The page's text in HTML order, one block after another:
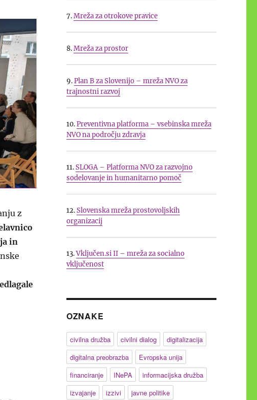
z
in
Nacionalnega programa umetne inteligence 2030”
7.Mreža za otrokove pravice
8.Mreža za prostor
9.Plan B za Slovenijo – mreža NVO za
trajnostni razvoj
10.Preventivna platforma – vsebinska mreža
NVO na področju zdravja
11.SLOGA – Platforma NVO za razvojno
sodelovanje in humanitarno pomoč
12.Slovenska mreža prostovoljskih
organizacij
13.Vključen.si II – mreža za socialno
vključenost
OZNAKE
civilna družba civilni dialog
digitalizacija
digitalna preobrazba
Evropska unija
financiranje
INePA
informacijska družba
izvajanje
izzivi
javne politike